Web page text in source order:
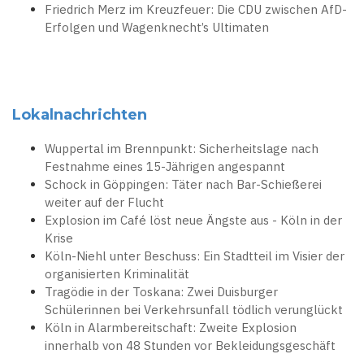
Friedrich Merz im Kreuzfeuer: Die CDU zwischen AfD-
Erfolgen und Wagenknecht’s Ultimaten
Lokalnachrichten
Wuppertal im Brennpunkt: Sicherheitslage nach
Festnahme eines 15-Jährigen angespannt
Schock in Göppingen: Täter nach Bar-Schießerei
weiter auf der Flucht
Explosion im Café löst neue Ängste aus - Köln in der
Krise
Köln-Niehl unter Beschuss: Ein Stadtteil im Visier der
organisierten Kriminalität
Tragödie in der Toskana: Zwei Duisburger
Schülerinnen bei Verkehrsunfall tödlich verunglückt
Köln in Alarmbereitschaft: Zweite Explosion
innerhalb von 48 Stunden vor Bekleidungsgeschäft